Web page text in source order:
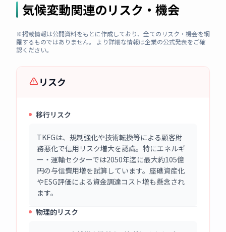
気候変動関連のリスク・機会
※掲載情報は公開資料をもとに作成しており、全てのリスク・機会を網
羅するものではありません。 より詳細な情報は企業の公式発表をご確
認ください。
リスク
移行リスク
TKFGは、規制強化や技術転換等による顧客財
務悪化で信用リスク増大を認識。特にエネルギ
ー・運輸セクターでは2050年迄に最大約105億
円の与信費用増を試算しています。座礁資産化
やESG評価による資金調達コスト増も懸念され
ます。
物理的リスク